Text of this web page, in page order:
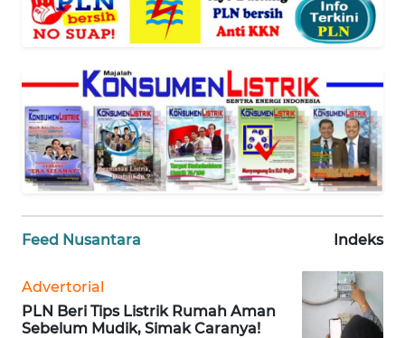
Feed Nusantara Indeks
Advertorial
PLN Beri Tips Listrik Rumah Aman
Sebelum Mudik, Simak Caranya!
PEDOMAN
REDAKSI
KARIR
DISCLAIMER
News
Regional